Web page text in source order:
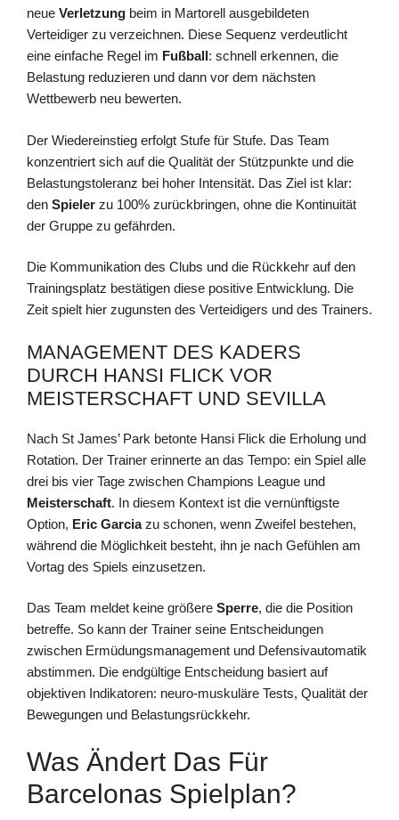
neue Verletzung beim in Martorell ausgebildeten
Verteidiger zu verzeichnen. Diese Sequenz verdeutlicht
eine einfache Regel im Fußball: schnell erkennen, die
Belastung reduzieren und dann vor dem nächsten
Wettbewerb neu bewerten.
Der Wiedereinstieg erfolgt Stufe für Stufe. Das Team
konzentriert sich auf die Qualität der Stützpunkte und die
Belastungstoleranz bei hoher Intensität. Das Ziel ist klar:
den Spieler zu 100% zurückbringen, ohne die Kontinuität
der Gruppe zu gefährden.
Die Kommunikation des Clubs und die Rückkehr auf den
Trainingsplatz bestätigen diese positive Entwicklung. Die
Zeit spielt hier zugunsten des Verteidigers und des Trainers.
MANAGEMENT DES KADERS
DURCH HANSI FLICK VOR
MEISTERSCHAFT UND SEVILLA
Nach St James’ Park betonte Hansi Flick die Erholung und
Rotation. Der Trainer erinnerte an das Tempo: ein Spiel alle
drei bis vier Tage zwischen Champions League und
Meisterschaft. In diesem Kontext ist die vernünftigste
Option, Eric Garciazu schonen, wenn Zweifel bestehen,
während die Möglichkeit besteht, ihn je nach Gefühlen am
Vortag des Spiels einzusetzen.
Das Team meldet keine größere Sperre, die die Position
betreffe. So kann der Trainer seine Entscheidungen
zwischen Ermüdungsmanagement und Defensivautomatik
abstimmen. Die endgültige Entscheidung basiert auf
objektiven Indikatoren: neuro-muskuläre Tests, Qualität der
Bewegungen und Belastungsrückkehr.
Was Ändert Das Für
Barcelonas Spielplan?